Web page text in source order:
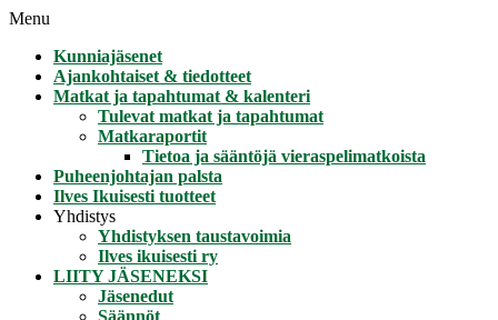
Menu
Kunniajäsenet
Ajankohtaiset & tiedotteet
Matkat ja tapahtumat & kalenteri
Tulevat matkat ja tapahtumat
Matkaraportit
Tietoa ja sääntöjä vieraspelimatkoista
Puheenjohtajan palsta
Ilves Ikuisesti tuotteet
Yhdistys
Yhdistyksen taustavoimia
Ilves ikuisesti ry
LIITY JÄSENEKSI
Jäsenedut
Säännöt